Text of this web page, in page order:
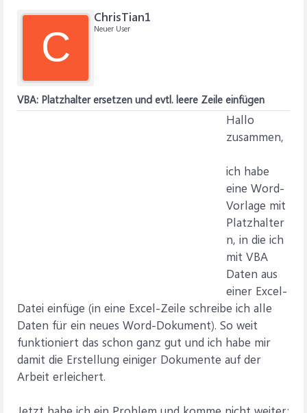
C
ChrisTian1
Neuer User
VBA: Platzhalter ersetzen und evtl. leere Zeile einfügen
Hallo
zusammen,
ich habe
eine Word-
Vorlage mit
Platzhalter
n, in die ich
mit VBA
Daten aus
einer Excel-
Datei einfüge (in eine Excel-Zeile schreibe ich alle
Daten für ein neues Word-Dokument). So weit
funktioniert das schon ganz gut und ich habe mir
damit die Erstellung einiger Dokumente auf der
Arbeit erleichert.